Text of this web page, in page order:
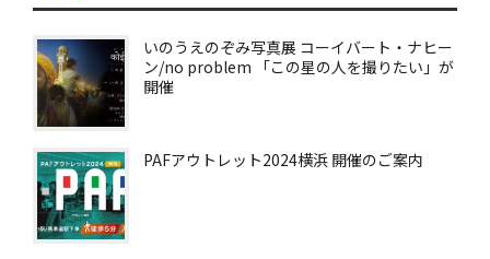
いのうえのぞみ写真展 コーイバート・ナヒー
ン/no problem 「この星の人を撮りたい」が
開催
PAFアウトレット2024横浜 開催のご案内